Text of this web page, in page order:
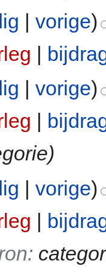
|vorige)
|
|vorige)
|
|vorige)
|